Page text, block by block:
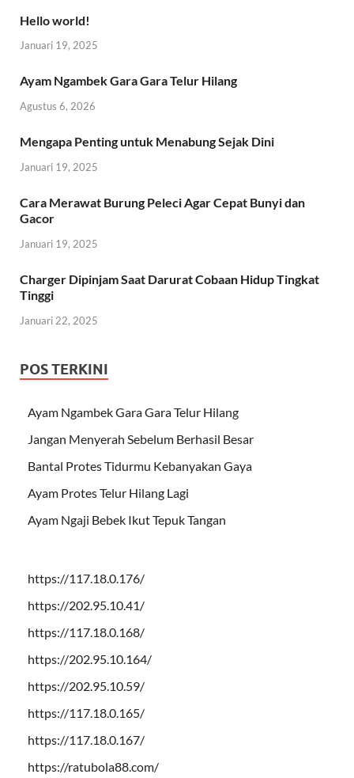
Hello world!
Januari 19, 2025
Ayam Ngambek Gara Gara Telur Hilang
Agustus 6, 2026
Mengapa Penting untuk Menabung Sejak Dini
Januari 19, 2025
Cara Merawat Burung Peleci Agar Cepat Bunyi dan
Gacor
Januari 19, 2025
Charger Dipinjam Saat Darurat Cobaan Hidup Tingkat
Tinggi
Januari 22, 2025
POS TERKINI
Ayam Ngambek Gara Gara Telur Hilang
Jangan Menyerah Sebelum Berhasil Besar
Bantal Protes Tidurmu Kebanyakan Gaya
Ayam Protes Telur Hilang Lagi
Ayam Ngaji Bebek Ikut Tepuk Tangan
https://117.18.0.176/
https://202.95.10.41/
https://117.18.0.168/
https://202.95.10.164/
https://202.95.10.59/
https://117.18.0.165/
https://117.18.0.167/
https://ratubola88.com/